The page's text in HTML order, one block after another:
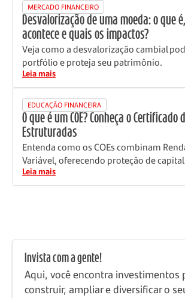
MERCADO FINANCEIRO
Desvalorização de uma moeda: o que
acontece e quais os impactos?
Veja como a desvalorização cambial
portfólio e proteja seu patrimônio.
Leia mais
EDUCAÇÃO FINANCEIRA
O que é um COE? Conheça o Certificado
Estruturadas
Entenda como os COEs combinam
Variável, oferecendo proteção de
Leia mais
Invista com a gente!
Aqui, você encontra investimentos
construir, ampliar e diversificar o